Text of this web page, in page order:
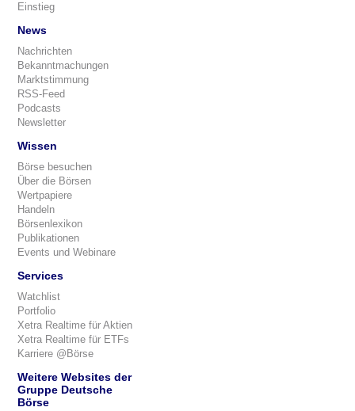
Einstieg
News
Nachrichten
Bekanntmachungen
Marktstimmung
RSS-Feed
Podcasts
Newsletter
Wissen
Börse besuchen
Über die Börsen
Wertpapiere
Handeln
Börsenlexikon
Publikationen
Events und Webinare
Services
Watchlist
Portfolio
Xetra Realtime für Aktien
Xetra Realtime für ETFs
Karriere @Börse
Weitere Websites der
Gruppe Deutsche
Börse